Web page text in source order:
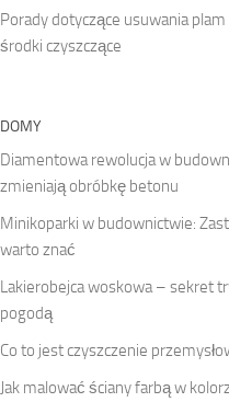
Porady dotyczące usuwania
środki czyszczące
DOMY
Diamentowa rewolucja w
zmieniają obróbkę betonu
Minikoparki w budownictwie:
warto znać
Lakierobejca woskowa – sekret
pogodą
Co to jest czyszczenie
Jak malować ściany farbą w